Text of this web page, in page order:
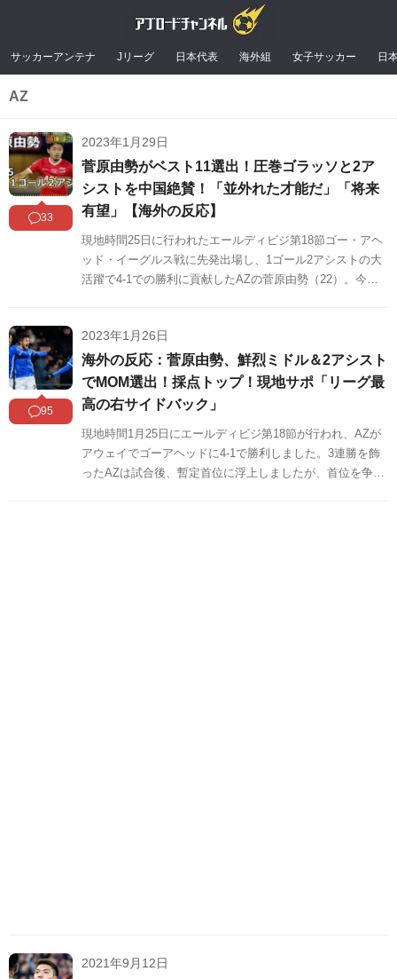
サッカーアンテナ Jリーグ 日本代表 海外組 女子サッカー 日
AZ
33
2023年1月29日
菅原由勢がベスト11選出！圧巻ゴラッソと2ア
シストを中国絶賛！「並外れた才能だ」「将来
有望」【海外の反応】
現地時間25日に行われたエールディビジ第18節ゴー・アヘ
ッド・イーグルス戦に先発出場し、1ゴール2アシストの大
活躍で4-1での勝利に貢献したAZの菅原由勢（22）。今季
今季のリーグ戦の成績が中国のネット上で紹介され話題に
なっています。中国の反応をまとめましたのでご覧くださ
い。
95
2023年1月26日
海外の反応：菅原由勢、鮮烈ミドル＆2アシスト
でMOM選出！採点トップ！現地サポ「リーグ最
高の右サイドバック」
現地時間1月25日にエールディビジ第18節が行われ、AZが
アウェイでゴーアヘッドに4-1で勝利しました。3連勝を飾
ったAZは試合後、暫定首位に浮上しましたが、首位を争う
2021年9月12日